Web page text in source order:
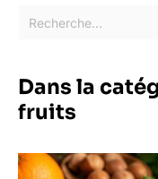
Dans la
fruits